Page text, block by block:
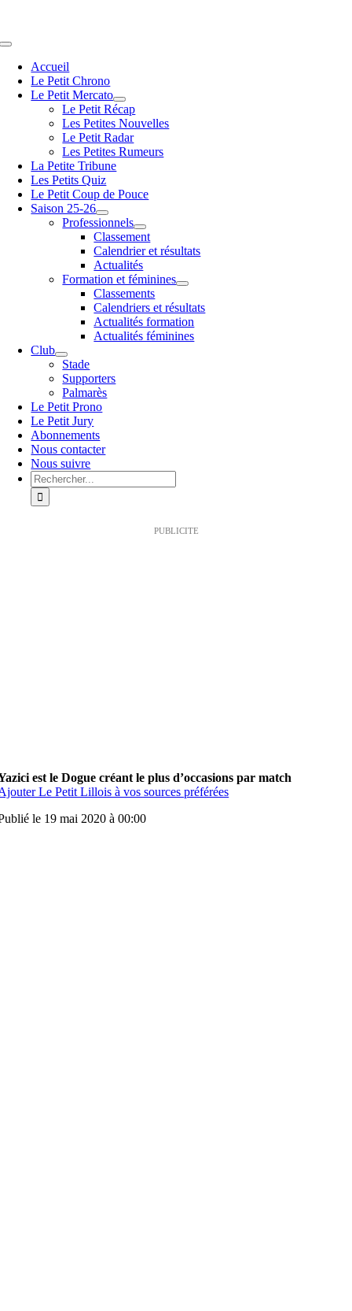
contenu
Navigation
basculeAccueil
Le Petit Chrono
Le Petit Mercato
Le Petit Récap
Les Petites Nouvelles
Le Petit Radar
Les Petites Rumeurs
La Petite Tribune
Les Petits Quiz
Le Petit Coup de Pouce
Saison 25-26
Professionnels
Classement
Calendrier et résultats
Actualités
Formation et féminines
Classements
Calendriers et résultats
Actualités formation
Actualités féminines
Club
Stade
Supporters
Palmarès
Le Petit Prono
Le Petit Jury
Abonnements
Nous contacter
Nous suivre
Rechercher:
PUBLICITE
est le Dogue créant le plus d’occasions par match
Le Petit Lillois à vos sources préférées
le 19 mai 2020 à 00:00